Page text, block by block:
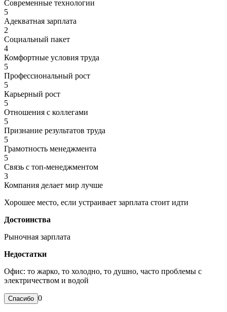
Современные технологии
5
Адекватная зарплата
2
Социальный пакет
4
Комфортные условия труда
5
Профессиональный рост
5
Карьерный рост
5
Отношения с коллегами
5
Признание результатов труда
5
Грамотность менеджмента
5
Связь с топ-менеджментом
3
Компания делает мир лучше
Хорошее место, если устраивает зарплата стоит идти
Достоинства
Рыночная зарплата
Недостатки
Офис: то жарко, то холодно, то душно, часто проблемы с
электричеством и водой
0